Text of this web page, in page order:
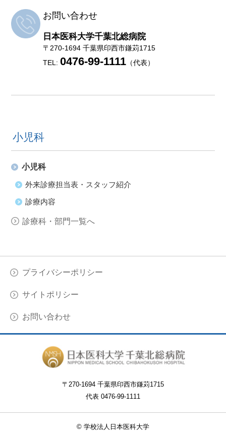
お問い合わせ
日本医科大学千葉北総病院
〒270-1694 千葉県印西市鎌苅1715
TEL:0476-99-1111 （代表）
小児科
小児科
外来診療担当表・スタッフ紹介
診療内容
診療科・部門一覧へ
プライバシーポリシー
サイトポリシー
お問い合わせ
〒 270-1694 千葉県印西市鎌苅1715
代表 0476-99-1111
© 学校法人日本医科大学